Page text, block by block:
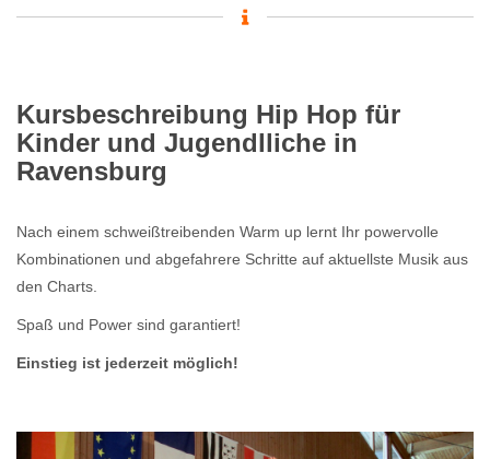
Kursbeschreibung Hip Hop für
Kinder und Jugendlliche in
Ravensburg
Nach einem schweißtreibenden Warm up lernt Ihr powervolle
Kombinationen und abgefahrere Schritte auf aktuellste Musik aus
den Charts.
Spaß und Power sind garantiert!
Einstieg ist jederzeit möglich!